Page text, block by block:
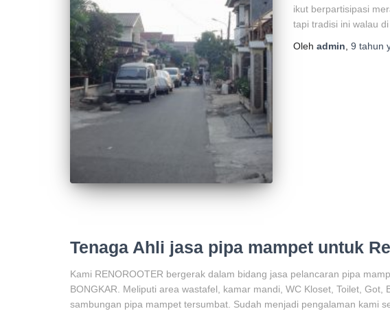
ikut berpartisipasi
tapi tradisi ini walau
Oleh admin 9 tahun
Tenaga Ahli jasa pipa mampet untuk
Kami RENOROOTER bergerak dalam bidang jasa pelancaran pipa
BONGKAR. Meliputi area wastafel, kamar mandi, WC Kloset, Toilet, Got,
sambungan pipa mampet tersumbat. Sudah menjadi pengalaman kami